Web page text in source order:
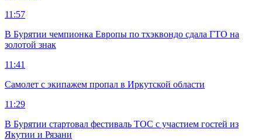
11:57
В Бурятии чемпионка Европы по тхэквондо сдала ГТО на
золотой знак
11:41
Самолет с экипажем пропал в Иркутской области
11:29
В Бурятии стартовал фестиваль ТОС с участием гостей из
Якутии и Рязани